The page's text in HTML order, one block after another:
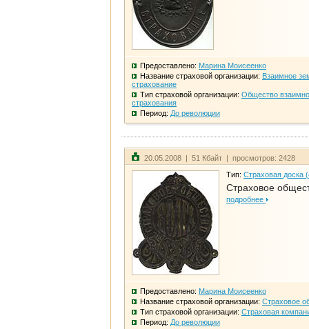
Предоставлено: Марина Моисеенко
Название страховой организации: Взаимное
страхование
Тип страховой организации: Общество
страхования
Период: До революции
20.05.2008 | 51 Кбайт | просмотров: 2428
Тип: Страховая доска
Страховое
подробнее
Предоставлено: Марина Моисеенко
Название страховой организации: Страховое
Тип страховой организации: Страховая
Период: До революции